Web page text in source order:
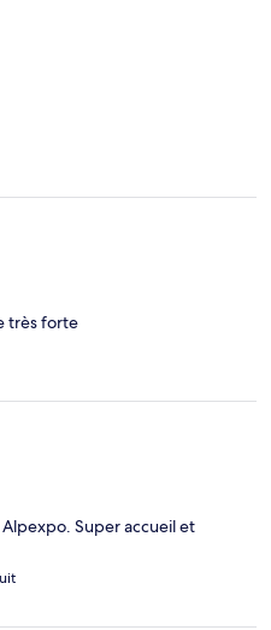
très forte
Super accueil et